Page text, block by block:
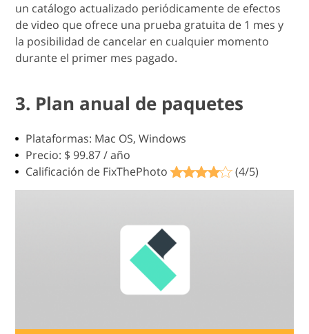
un catálogo actualizado periódicamente de efectos
de video que ofrece una prueba gratuita de 1 mes y
la posibilidad de cancelar en cualquier momento
durante el primer mes pagado.
3. Plan anual de paquetes
Plataformas: Mac OS, Windows
Precio: $ 99.87 / año
Calificación de FixThePhoto
(4/5)